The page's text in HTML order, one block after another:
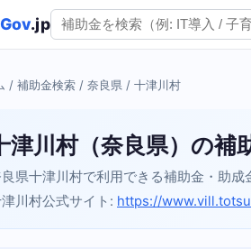
.jp
/ 補助金検索 / 奈良県 / 十津川村
津川村（奈良県）の補
県十津川村で利用できる補助金・助成
川村公式サイト: https://